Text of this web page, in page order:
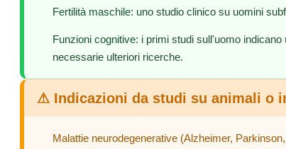
Fertilità maschile: uno studio clinico su uomini
Funzioni cognitive: i primi studi sull'uomo
necessarie ulteriori ricerche.
⚠ Indicazioni da studi su animali o
Malattie neurodegenerative (Alzheimer,